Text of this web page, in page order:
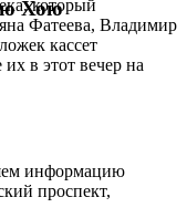
который
Фатеева, Владимир
кассет
в этот вечер на
Хою
информацию
проспект,